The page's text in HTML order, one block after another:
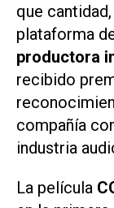
que cantidad,
plataforma
productora
recibido
compañía
industria
La película